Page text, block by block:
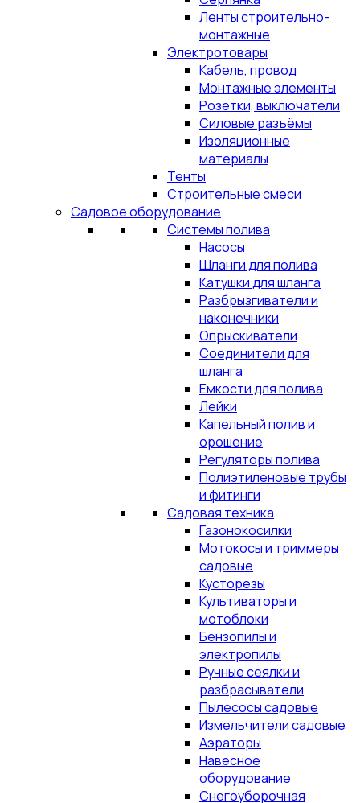
Ленты строительно-
монтажные
Электротовары
Кабель, провод
Монтажные элементы
Розетки, выключатели
Силовые разъёмы
Изоляционные
материалы
Тенты
Строительные смеси
Садовое оборудование
Системы полива
Насосы
Шланги для полива
Катушки для шланга
Разбрызгиватели и
наконечники
Опрыскиватели
Соединители для
шланга
Емкости для полива
Лейки
Капельный полив и
орошение
Регуляторы полива
Полиэтиленовые трубы
и фитинги
Садовая техника
Газонокосилки
Мотокосы и триммеры
садовые
Кусторезы
Культиваторы и
мотоблоки
Бензопилы и
электропилы
Ручные сеялки и
разбрасыватели
Пылесосы садовые
Измельчители садовые
Аэраторы
Навесное
оборудование
Снегоуборочная